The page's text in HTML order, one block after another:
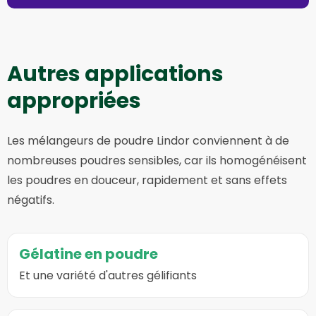
Autres applications
appropriées
Les mélangeurs de poudre Lindor conviennent à de
nombreuses poudres sensibles, car ils homogénéisent
les poudres en douceur, rapidement et sans effets
négatifs.
Gélatine en poudre
Et une variété d'autres gélifiants